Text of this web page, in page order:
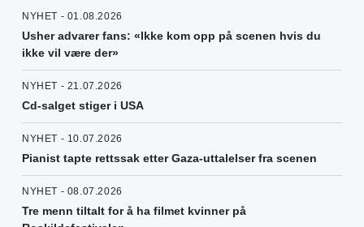
NYHET - 01.08.2026
Usher advarer fans: «Ikke kom opp på scenen hvis du
ikke vil være der»
NYHET - 21.07.2026
Cd-salget stiger i USA
NYHET - 10.07.2026
Pianist tapte rettssak etter Gaza-uttalelser fra scenen
NYHET - 08.07.2026
Tre menn tiltalt for å ha filmet kvinner på